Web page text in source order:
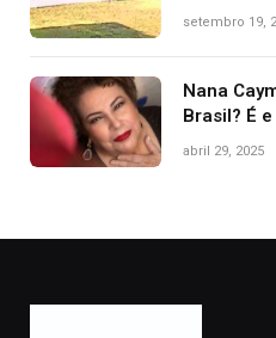
durante
setembro 19,
Nana
Brasil? É
abril 29, 2025